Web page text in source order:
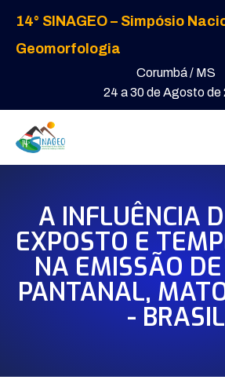
14° SINAGEO – Simpósio
Geomorfologia
Corumbá / MS
24 a 30 de Agosto de
A INFLUÊNCIA
EXPOSTO E
NA EMISSÃO
PANTANAL,
- BRASIL